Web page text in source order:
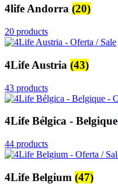
4life Andorra (20)
20 products
4Life Austria (43)
43 products
4Life Bélgica - Belgique
44 products
4Life Belgium (47)